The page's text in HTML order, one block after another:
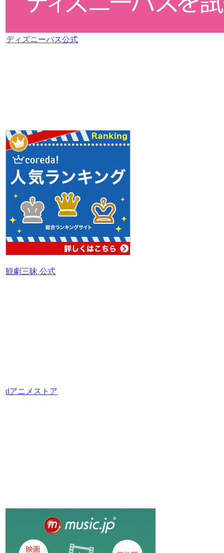
ディズニーパス公式
観劇三昧 公式
dアニメストア